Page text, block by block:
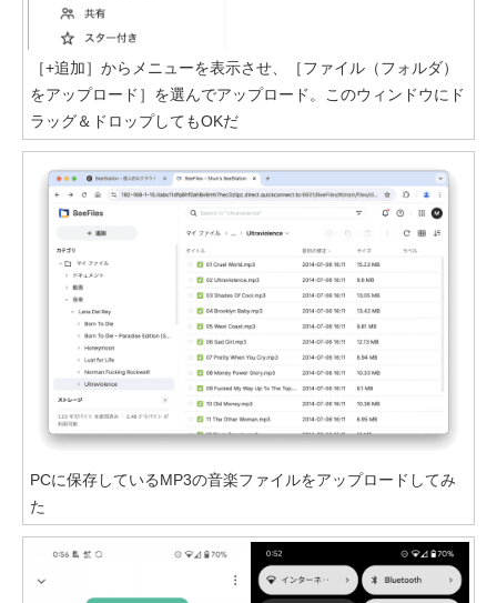
［+追加］からメニューを表示させ、［ファイル（フォルダ）
をアップロード］を選んでアップロード。このウィンドウにド
ラッグ＆ドロップしてもOKだ
PCに保存しているMP3の音楽ファイルをアップロードしてみ
た